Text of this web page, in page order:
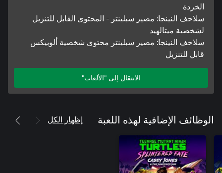
الخردة
سلاحف النينجا: مصير سبلينتر - المحتوى القابل للتنزيل
لشخصية ميتالهيد
سلاحف النينجا: مصير سبلينتر محتوى شخصية ألوبيكس
قابل للتنزيل
الانتقال إلى "الألعاب"
الوظائف الإضافية لهذه اللعبة إظهار الكل